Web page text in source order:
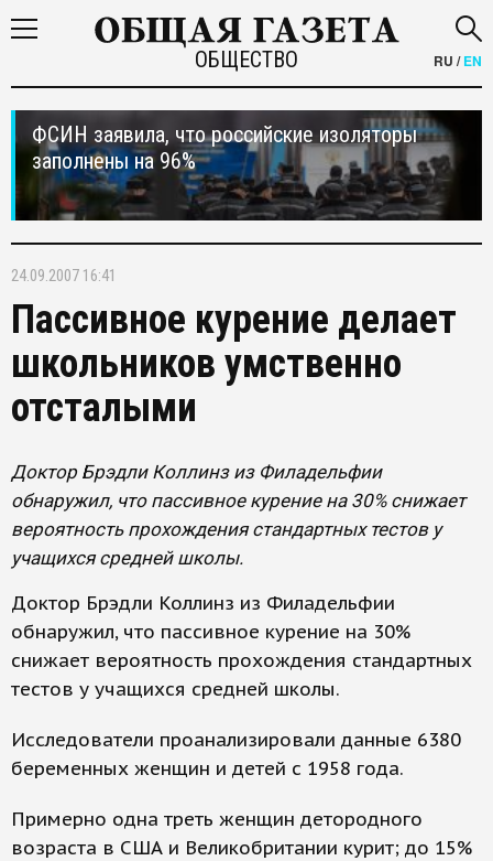
ОБЩЕСТВО RU /EN
ФСИН заявила, что российские изоляторы
заполнены на 96%
24.09.2007 16:41
Пассивное курение делает
школьников умственно
отсталыми
Доктор Брэдли Коллинз из Филадельфии
обнаружил, что пассивное курение на 30% снижает
вероятность прохождения стандартных тестов у
учащихся средней школы.
Доктор Брэдли Коллинз из Филадельфии
обнаружил, что пассивное курение на 30%
снижает вероятность прохождения стандартных
тестов у учащихся средней школы.
Исследователи проанализировали данные 6380
беременных женщин и детей с 1958 года.
Примерно одна треть женщин детородного
возраста в США и Великобритании курит; до 15%